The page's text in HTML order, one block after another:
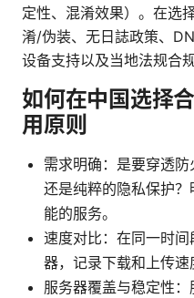
定性、混淆效果）。在选
淆/伪装、无日誌政策、
设备支持以及当地法规合规
如何在中国选择
用原则
需求明确：是要穿透防
还是纯粹的隐私保护
能的服务。
速度对比：在同一时
器，记录下载和上传速
服务器覆盖与稳定性